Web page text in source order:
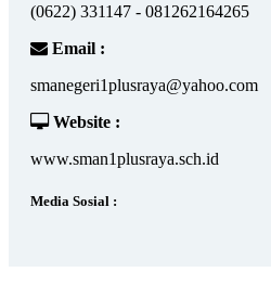
(0622) 331147 - 081262164265
Email :
smanegeri1plusraya@yahoo.com
Website :
www.sman1plusraya.sch.id
Media Sosial :